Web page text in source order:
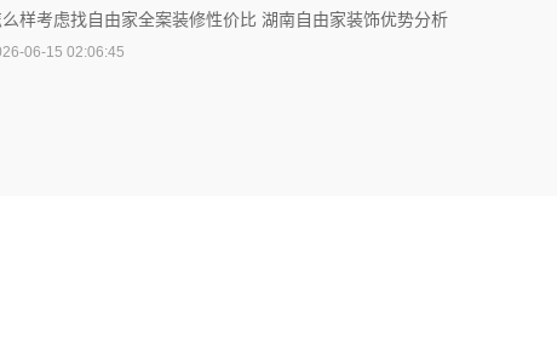
么样考虑找自由家全案装修性价比 湖南自由家装饰优势分析
06-15 02:06:45